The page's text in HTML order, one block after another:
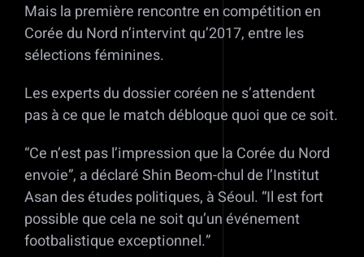
Mais la première rencontre en compétition en
Corée du Nord n’intervint qu’2017, entre les
sélections féminines.
Les experts du dossier coréen ne s’attendent
pas à ce que le match débloque quoi que ce soit.
“Ce n’est pas l’impression que la Corée du Nord
envoie”, a déclaré Shin Beom-chul de l’Institut
Asan des études politiques, à Séoul. “Il est fort
possible que cela ne soit qu’un événement
footbalistique exceptionnel.”